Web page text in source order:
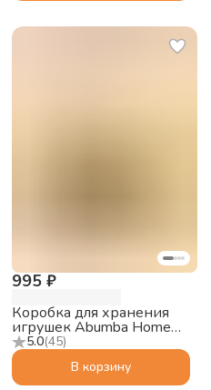
5.0(45)
995 ₽
Коробка для хранения
игрушек Abumba Home
Панда, 32.5x32.5x32.5 см
В корзину